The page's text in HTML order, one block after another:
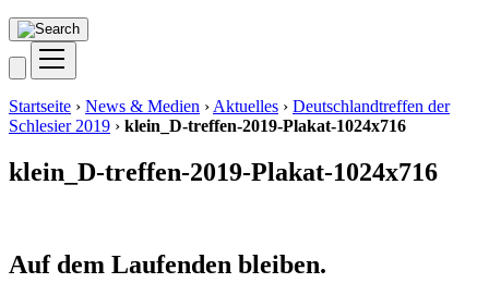
Startseite › News & Medien › Aktuelles › Deutschlandtreffen der
Schlesier 2019 › klein_D-treffen-2019-Plakat-1024x716
klein_D-treffen-2019-Plakat-1024x716
Auf dem Laufenden bleiben.